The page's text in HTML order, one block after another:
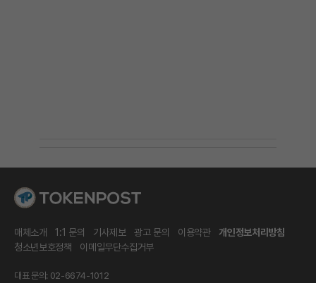
매체소개 1:1 문의 기사제보 광고 문의 이용약관
개인정보처리방침
청소년보호정책
이메일무단수집거부
대표 문의: 02-6674-1012